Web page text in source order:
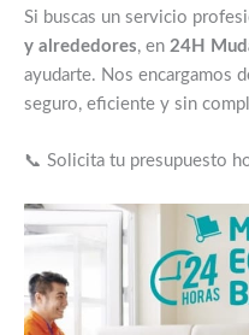
Si buscas un servicio
y alrededores, en 24H
ayudarte. Nos encargamos
seguro, eficiente y sin
📞 Solicita tu presupuesto